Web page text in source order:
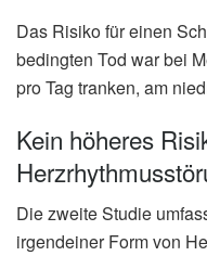
Das Risiko für einen
bedingten Tod war bei
pro Tag tranken, am
Kein höheres
Die zweite Studie
irgendeiner Form von